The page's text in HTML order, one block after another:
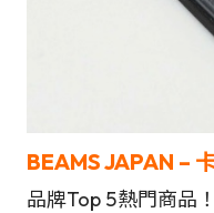
BEAMS JAPAN –
品牌Top 5熱門商品